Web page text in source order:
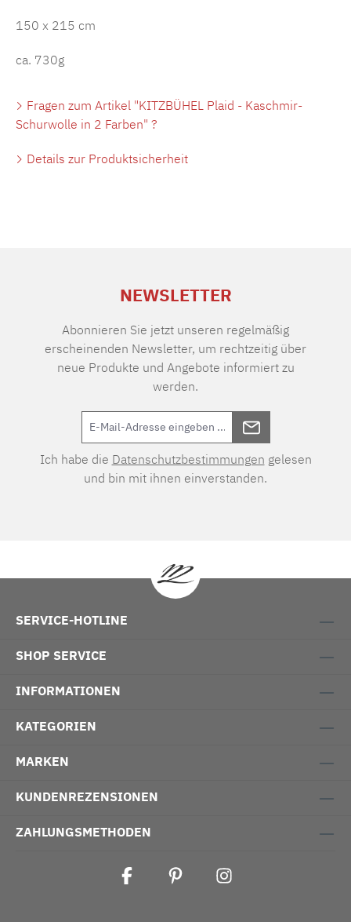
150 x 215 cm
ca. 730g
Fragen zum Artikel "KITZBÜHEL Plaid - Kaschmir-
Schurwolle in 2 Farben" ?
Details zur Produktsicherheit
NEWSLETTER
Abonnieren Sie jetzt unseren regelmäßig
erscheinenden Newsletter, um rechtzeitig über
neue Produkte und Angebote informiert zu
werden.
Ich habe die Datenschutzbestimmungen gelesen
und bin mit ihnen einverstanden.
SERVICE-HOTLINE
SHOP SERVICE
INFORMATIONEN
KATEGORIEN
MARKEN
KUNDENREZENSIONEN
ZAHLUNGSMETHODEN